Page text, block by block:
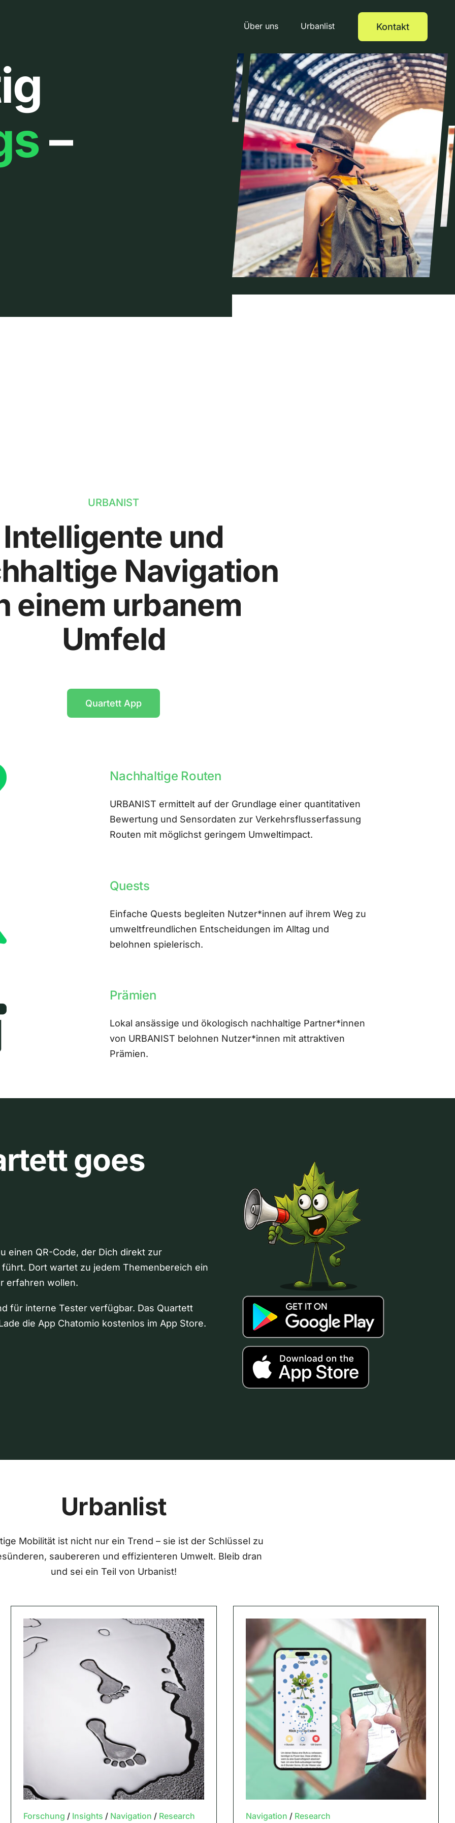
Über uns Urbanlist Kontakt
–
URBANIST
Intelligente und
Navigation
einem urbanem
Umfeld
Quartett App
Nachhaltige Routen
URBANIST ermittelt auf der Grundlage einer quantitativen
Bewertung und Sensordaten zur Verkehrsflusserfassung
Routen mit möglichst geringem Umweltimpact.
Quests
Einfache Quests begleiten Nutzer*innen auf ihrem Weg zu
umweltfreundlichen Entscheidungen im Alltag und
belohnen spielerisch.
Prämien
Lokal ansässige und ökologisch nachhaltige Partner*innen
von URBANIST belohnen Nutzer*innen mit attraktiven
Prämien.
goes
einen QR-Code, der Dich direkt zur
Dort wartet zu jedem Themenbereich ein
erfahren wollen.
für interne Tester verfügbar. Das Quartett
die App Chatomio kostenlos im App Store.
Urbanlist
Mobilität ist nicht nur ein Trend – sie ist der Schlüssel zu
saubereren und effizienteren Umwelt. Bleib dran
und sei ein Teil von Urbanist!
Forschung / Insights / Navigation / Research Navigation / Research